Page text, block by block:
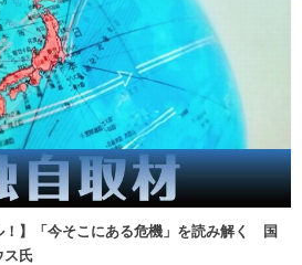
！】「今そこにある危機」を読み解く 国
ス氏